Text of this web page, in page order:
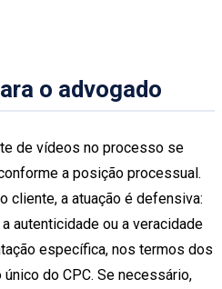
o advogado
de vídeos no processo se
a posição processual.
cliente, a atuação é defensiva:
autenticidade ou a veracidade
específica, nos termos dos
do CPC. Se necessário,